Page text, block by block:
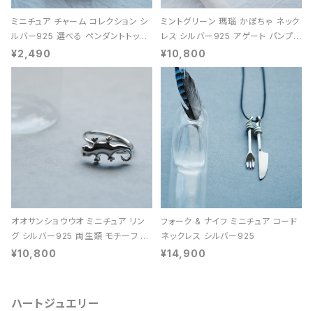
ミニチュア チャーム コレクション シ
ルバー925 選べる ペンダントトップ
レディース ユニセックス
¥2,490
ミントグリーン 瑪瑙 かぼちゃ ネック
レス シルバー925 アゲート パンプキ
ン 天然石 レディース
¥10,800
オオサンショウウオ ミニチュア リン
グ シルバー925 両生類 モチーフ レ
ディース ユニセックス
¥10,800
フォーク & ナイフ ミニチュア コード
ネックレス シルバー925
¥14,900
ハートジュエリー